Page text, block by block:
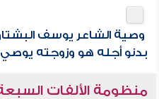
وصية الشاعر يوسف
بدنو أجله هو وزوجته يوصي
منظومة الألفات